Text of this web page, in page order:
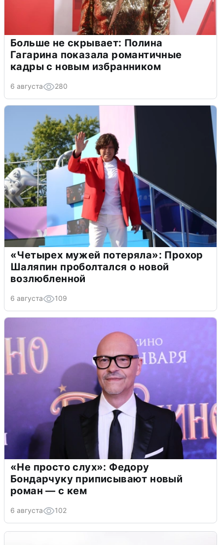
Больше не скрывает: Полина
Гагарина показала романтичные
кадры с новым избранником
6 августа 280
«Четырех мужей потеряла»: Прохор
Шаляпин проболтался о новой
возлюбленной
6 августа 109
«Не просто слух»: Федору
Бондарчуку приписывают новый
роман — с кем
6 августа 102